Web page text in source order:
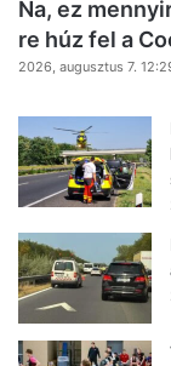
Na, ez
re húz fel a
2026, augusztus 7.